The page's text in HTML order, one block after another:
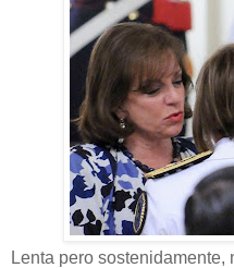
Lenta pero